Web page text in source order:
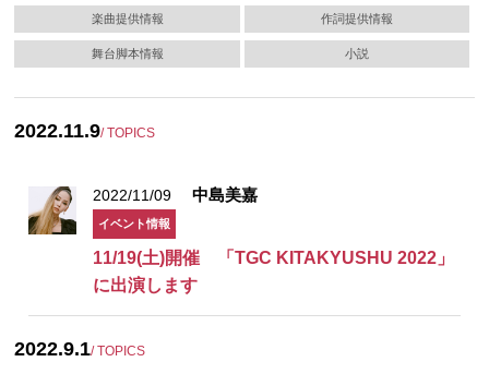
楽曲提供情報 作詞提供情報
舞台脚本情報 小説
2022.11.9/ TOPICS
2022/11/09 中島美嘉
イベント情報
11/19(土)開催 「TGC KITAKYUSHU 2022」
に出演します
2022.9.1/ TOPICS